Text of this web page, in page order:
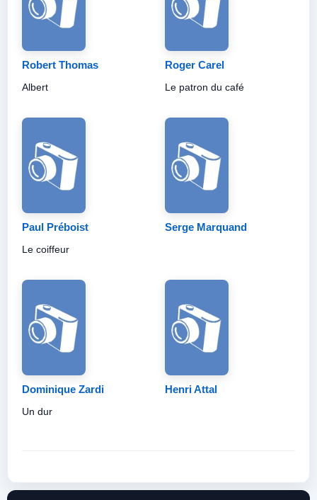
Robert Thomas
Albert
Roger Carel
Le patron du café
Paul Préboist
Le coiffeur
Serge Marquand
Dominique Zardi
Un dur
Henri Attal